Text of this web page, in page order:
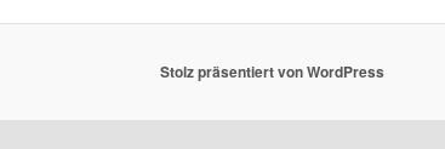
Stolz präsentiert von WordPress